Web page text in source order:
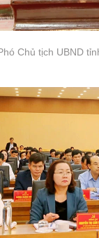
Chủ tịch UBND